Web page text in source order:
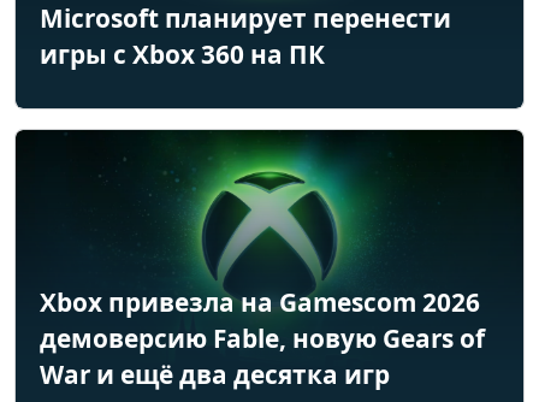
Microsoft планирует перенести
игры с Xbox 360 на ПК
Xbox привезла на Gamescom 2026
демоверсию Fable, новую Gears of
War и ещё два десятка игр